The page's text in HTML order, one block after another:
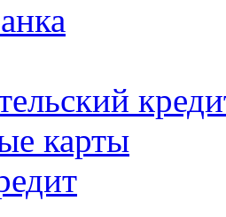
карты